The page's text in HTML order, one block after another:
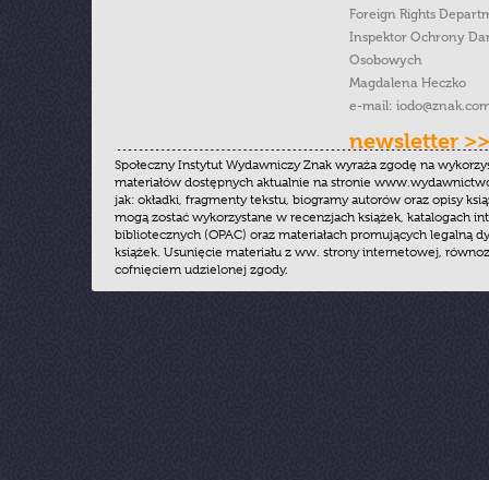
Foreign Rights
Inspektor Ochrony
Osobowych
Magdalena Heczko
e-mail:
newsletter >>
Społeczny Instytut Wydawniczy Znak wyraża zgodę na
materiałów dostępnych aktualnie na stronie
jak: okładki, fragmenty tekstu, biogramy autorów oraz opisy
mogą zostać wykorzystane w recenzjach książek, katalogach
bibliotecznych (OPAC) oraz materiałach promujących legalną
książek. Usunięcie materiału z ww. strony internetowej,
cofnięciem udzielonej zgody.